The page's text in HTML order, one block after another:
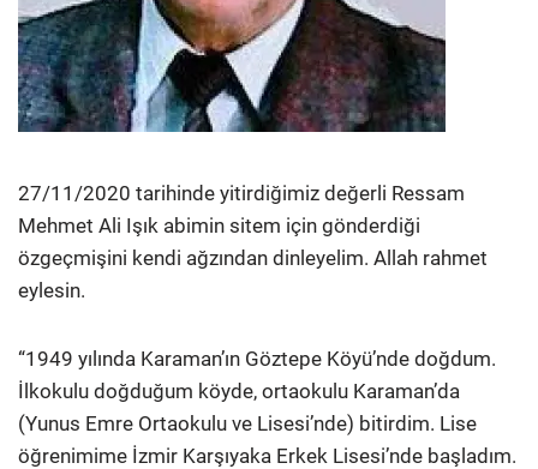
27/11/2020 tarihinde yitirdiğimiz değerli Ressam
Mehmet Ali Işık abimin sitem için gönderdiği
özgeçmişini kendi ağzından dinleyelim. Allah rahmet
eylesin.
“1949 yılında Karaman’ın Göztepe Köyü’nde doğdum.
İlkokulu doğduğum köyde, ortaokulu Karaman’da
(Yunus Emre Ortaokulu ve Lisesi’nde) bitirdim. Lise
öğrenimime İzmir Karşıyaka Erkek Lisesi’nde başladım.